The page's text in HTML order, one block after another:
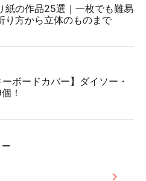
紙の作品25選｜一枚でも難易
り方から立体のものまで
ーボードカバー】ダイソー・
！
ー